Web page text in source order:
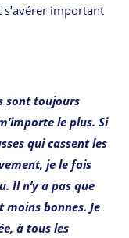
important
sont toujours
le plus. Si
qui cassent les
je le fais
Il n’y a pas que
bonnes. Je
à tous les